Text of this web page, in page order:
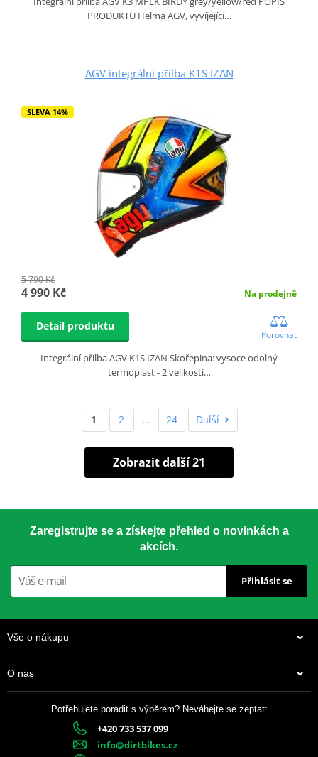
PRODUKTU Helma AGV, vyvíjející…
AGV integrální přilba K1S IZAN
SLEVA 14%
5 790 Kč
4 990 Kč Na prodejně
Detail produktu
Porovnat
Integrální přilba AGV K1S IZAN Skořepina: vysoce odolný
termoplast - 2 velikosti…
1 2 … 24 Další
Zobrazit další 21
Zaregistrujte se a získejte přehled o novinkách a
akcích.
Přihlásit se
Vše o nákupu
O nás
Potřebujete poradit s výběrem? Neváhejte se zeptat:
+420 733 537 099
info@dirtbikes.cz